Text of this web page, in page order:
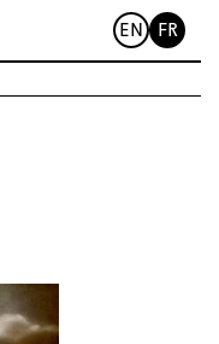
EN FR